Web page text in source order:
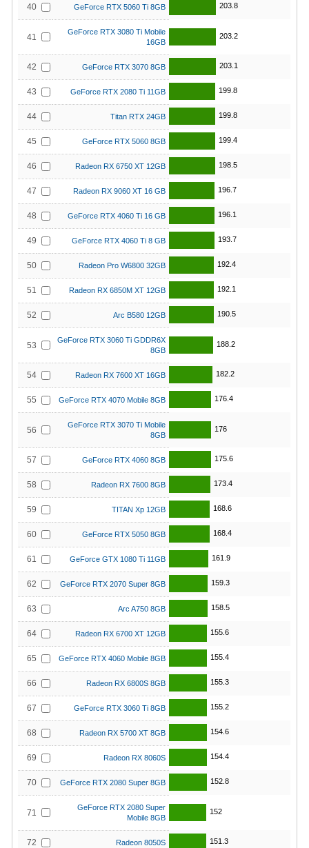
40 GeForce RTX 5060 Ti 8GB 203.8
41
GeForce RTX 3080 Ti Mobile
16GB
203.2
42 GeForce RTX 3070 8GB 203.1
43 GeForce RTX 2080 Ti 11GB 199.8
44 Titan RTX 24GB 199.8
45 GeForce RTX 5060 8GB 199.4
46 Radeon RX 6750 XT 12GB 198.5
47 Radeon RX 9060 XT 16 GB 196.7
48 GeForce RTX 4060 Ti 16 GB 196.1
49 GeForce RTX 4060 Ti 8 GB 193.7
50 Radeon Pro W6800 32GB 192.4
51 Radeon RX 6850M XT 12GB 192.1
52 Arc B580 12GB 190.5
53
GeForce RTX 3060 Ti GDDR6X
8GB
188.2
54 Radeon RX 7600 XT 16GB 182.2
55 GeForce RTX 4070 Mobile 8GB 176.4
56
GeForce RTX 3070 Ti Mobile
8GB
176
57 GeForce RTX 4060 8GB 175.6
58 Radeon RX 7600 8GB 173.4
59 TITAN Xp 12GB 168.6
60 GeForce RTX 5050 8GB 168.4
61 GeForce GTX 1080 Ti 11GB 161.9
62 GeForce RTX 2070 Super 8GB 159.3
63 Arc A750 8GB 158.5
64 Radeon RX 6700 XT 12GB 155.6
65 GeForce RTX 4060 Mobile 8GB 155.4
66 Radeon RX 6800S 8GB 155.3
67 GeForce RTX 3060 Ti 8GB 155.2
68 Radeon RX 5700 XT 8GB 154.6
69 Radeon RX 8060S 154.4
70 GeForce RTX 2080 Super 8GB 152.8
71
GeForce RTX 2080 Super
Mobile 8GB
152
72 Radeon 8050S 151.3